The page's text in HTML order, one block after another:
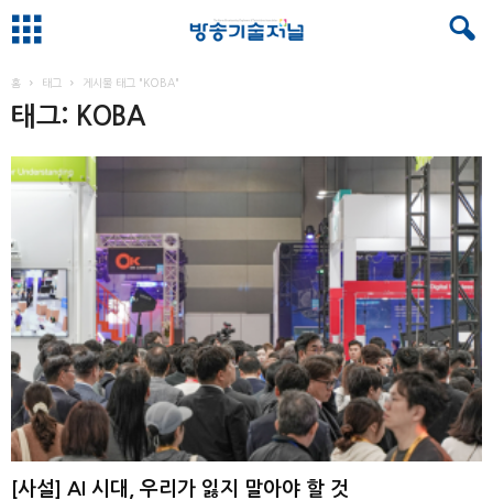
홈 태그 게시물 태그 "KOBA"
태그: KOBA
[사설] AI 시대, 우리가 잃지 말아야 할 것